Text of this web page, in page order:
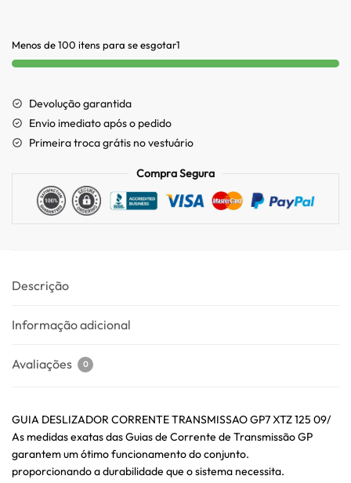
Menos de 100 itens para se esgotar1
Devolução garantida
Envio imediato após o pedido
Primeira troca grátis no vestuário
Compra Segura
Descrição
Informação adicional
Avaliações 0
GUIA DESLIZADOR CORRENTE TRANSMISSAO GP7 XTZ 125 09/
As medidas exatas das Guias de Corrente de Transmissão GP
garantem um ótimo funcionamento do conjunto.
proporcionando a durabilidade que o sistema necessita.